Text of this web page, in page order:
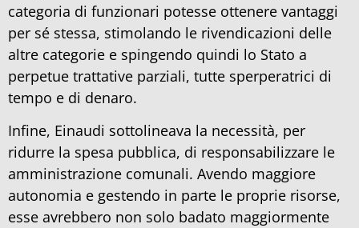
categoria di funzionari potesse ottenere vantaggi
per sé stessa, stimolando le rivendicazioni delle
altre categorie e spingendo quindi lo Stato a
perpetue trattative parziali, tutte sperperatrici di
tempo e di denaro.
Infine, Einaudi sottolineava la necessità, per
ridurre la spesa pubblica, di responsabilizzare le
amministrazione comunali. Avendo maggiore
autonomia e gestendo in parte le proprie risorse,
esse avrebbero non solo badato maggiormente